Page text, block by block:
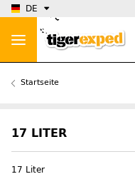
DE
Startseite
17 LITER
17 Liter